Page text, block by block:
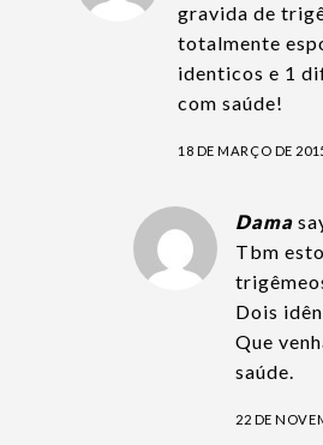
gravida de
totalmente
identicos e 1
com saúde!
18 DE MARÇO DE
Dama
Tbm
Dois
Que
saúde.
22 DE